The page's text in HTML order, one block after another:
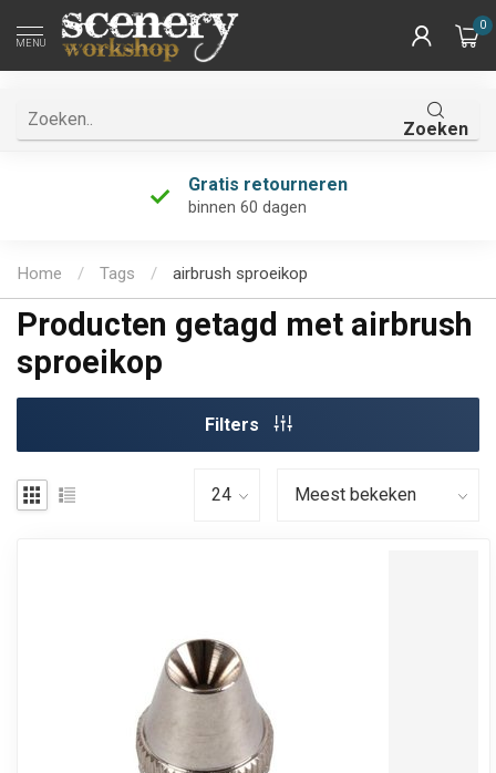
MENU
0
Zoeken
Gratis retourneren
binnen 60 dagen
Home / Tags / airbrush sproeikop
Producten getagd met airbrush
sproeikop
Filters